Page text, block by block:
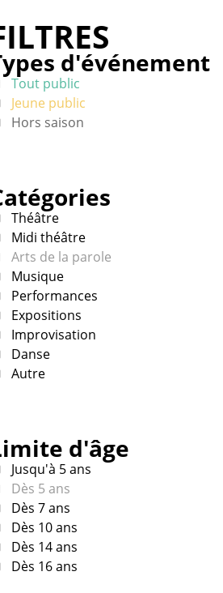
d'événement
Tout public
Jeune public
Hors saison
Théâtre
Midi théâtre
Arts de la parole
Musique
Performances
Expositions
Improvisation
Danse
Autre
d'âge
Jusqu'à 5 ans
Dès 5 ans
Dès 7 ans
Dès 10 ans
Dès 14 ans
Dès 16 ans